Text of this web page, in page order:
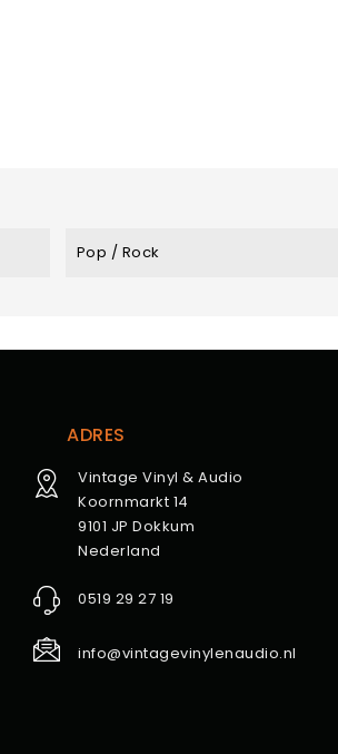
Pop / Rock
ADRES
Vintage Vinyl & Audio
Koornmarkt 14
9101 JP Dokkum
Nederland
0519 29 27 19
info@vintagevinylenaudio.nl